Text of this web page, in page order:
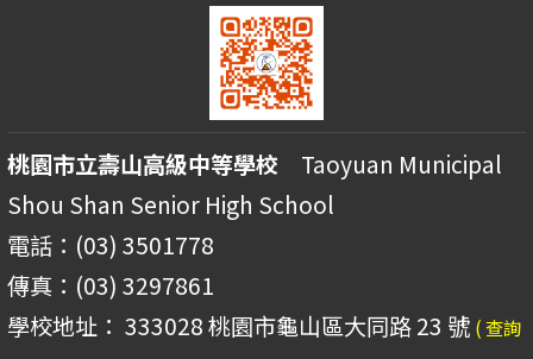
桃園市立壽山高級中等學校 Taoyuan Municipal
Shou Shan Senior High School
電話：(03) 3501778
傳真：(03) 3297861
學校地址： 333028 桃園市龜山區大同路 23 號 ( 查詢